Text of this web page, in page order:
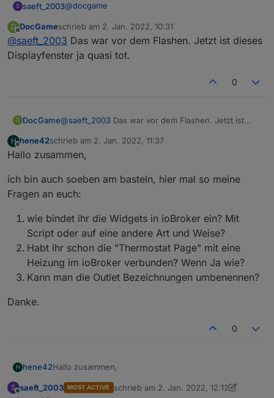
S saeft_2003@docgame
Bei deiner Frage kann ich nicht helfen, aber das
nspanel kann doch mit der ewelink app gar nicht
mehr funktionieren, oder habe ich das falsch
D
Offline
DocGameschrieb am 2. Jan. 2022, 10:31
zuletzt editiert von
@saeft_2003 Das war vor dem Flashen. Jetzt ist dieses
Displayfenster ja quasi tot.
0
D DocGame@saeft_2003 Das war vor dem Flashen. Jetzt ist
H
Offline
hene42schrieb am 2. Jan. 2022, 11:37
zuletzt editiert von
Hallo zusammen,
ich bin auch soeben am basteln, hier mal so meine
Fragen an euch:
wie bindet ihr die Widgets in ioBroker ein? Mit
Script oder auf eine andere Art und Weise?
Habt ihr schon die "Thermostat Page" mit eine
Heizung im ioBroker verbunden? Wenn Ja wie?
Kann man die Outlet Bezeichnungen umbenennen?
Danke.
0
H hene42Hallo zusammen,
ich bin auch soeben am basteln, hier mal so meine
S saeft_2003 MOST ACTIVE schrieb am 2. Jan. 2022, 12:12
zuletzt editiert von saeft_20031. Feb.